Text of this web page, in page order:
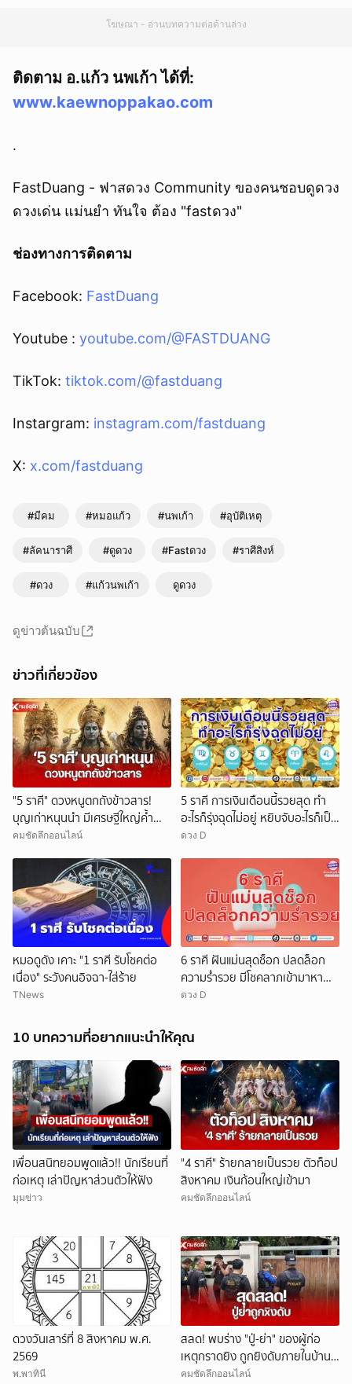
โฆษณา - อ่านบทความต่อด้านล่าง
ติดตาม อ.แก้ว นพเก้า ได้ที่:
www.kaewnoppakao.com
.
FastDuang - ฟาสดวง Community ของคนชอบดูดวง
ดวงเด่น แม่นยำ ทันใจ ต้อง "fastดวง"
ช่องทางการติดตาม
Facebook: FastDuang
Youtube : youtube.com/@FASTDUANG
TikTok: tiktok.com/@fastduang
Instargram: instagram.com/fastduang
X: x.com/fastduang
#มีคม #หมอแก้ว #นพเก้า #อุบัติเหตุ
#ลัคนาราศี #ดูดวง #Fastดวง #ราศีสิงห์
#ดวง #แก้วนพเก้า ดูดวง
ดูข่าวต้นฉบับ
ข่าวที่เกี่ยวข้อง
"5 ราศี" ดวงหนูตกถังข้าวสาร!
บุญเก่าหนุนนำ มีเศรษฐีใหญ่ค้ำ
ดวง
คมชัดลึกออนไลน์
5 ราศี การเงินเดือนนี้รวยสุด ทำ
อะไรก็รุ่งฉุดไม่อยู่ หยิบจับอะไรก็เป็น
เงินเป็นทอง
ดวง D
หมอดูดัง เคาะ "1 ราศี รับโชคต่อ
เนื่อง" ระวังคนอิจฉา-ใส่ร้าย
TNews
6 ราศี ฝันแม่นสุดช็อก ปลดล็อก
ความร่ำรวย มีโชคลาภเข้ามาหา
ดวงฝันพารวย
ดวง D
10 บทความที่อยากแนะนำให้คุณ
เพื่อนสนิทยอมพูดแล้ว!! นักเรียนที่
ก่อเหตุ เล่าปัญหาส่วนตัวให้ฟัง
มุมข่าว
"4 ราศี" ร้ายกลายเป็นรวย ตัวท็อป
สิงหาคม เงินก้อนใหญ่เข้ามา
คมชัดลึกออนไลน์
ดวงวันเสาร์ที่ 8 สิงหาคม พ.ศ.
2569
พ.พาทินี
สลด! พบร่าง "ปู่-ย่า" ของผู้ก่อ
เหตุกราดยิง ถูกยิงดับภายในบ้าน
พัก
คมชัดลึกออนไลน์